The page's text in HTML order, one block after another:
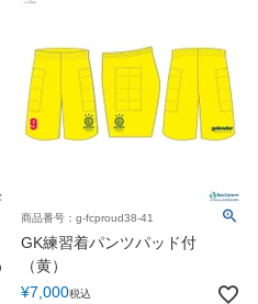
商品番号：g-fcproud38-41
GK練習着パンツパッド付
（黄）
¥7,000税込